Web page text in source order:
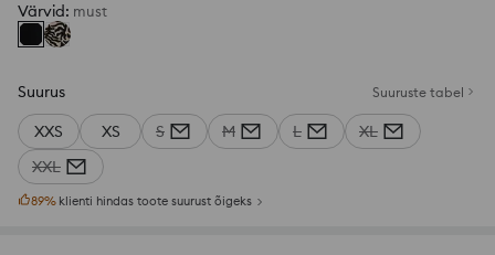
Värvid: must
Suurus Suuruste tabel
XXS XS S M L
XL
XXL
89% klienti hindas toote suurust õigeks